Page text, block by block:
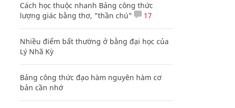
Cách học thuộc nhanh Bảng công thức
lượng giác bằng thơ, "thần chú"
17
Nhiều điểm bất thường ở bằng đại học của
Lý Nhã Kỳ
Bảng công thức đạo hàm nguyên hàm cơ
bản cần nhớ